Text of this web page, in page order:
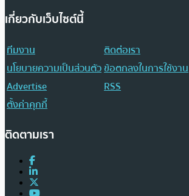
เกี่ยวกับเว็บไซต์นี้
ทีมงาน
ติดต่อเรา
นโยบายความเป็นส่วนตัวข้อตกลงในการใช้งาน
Advertise
RSS
ตั้งค่าคุกกี้
ติดตามเรา